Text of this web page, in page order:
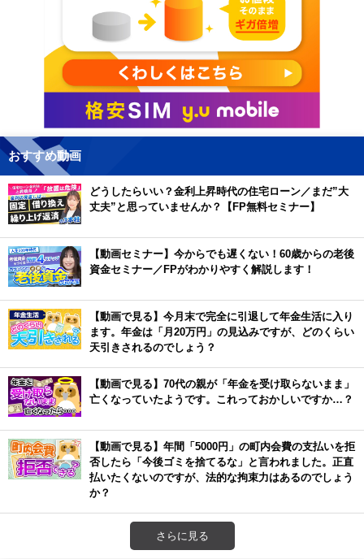
おすすめ動画
どうしたらいい？金利上昇時代の住宅ローン／まだ”大
丈夫”と思っていませんか？【FP無料セミナー】
【動画セミナー】今からでも遅くない！60歳からの老後
資金セミナー／FPがわかりやすく解説します！
【動画で見る】今月末で完全に引退して年金生活に入り
ます。年金は「月20万円」の見込みですが、どのくらい
天引きされるのでしょう？
【動画で見る】70代の親が「年金を受け取らないまま」
亡くなっていたようです。これっておかしいですか…？
【動画で見る】年間「5000円」の町内会費の支払いを拒
否したら「今後ゴミを捨てるな」と言われました。正直
払いたくないのですが、法的な拘束力はあるのでしょう
か？
さらに見る